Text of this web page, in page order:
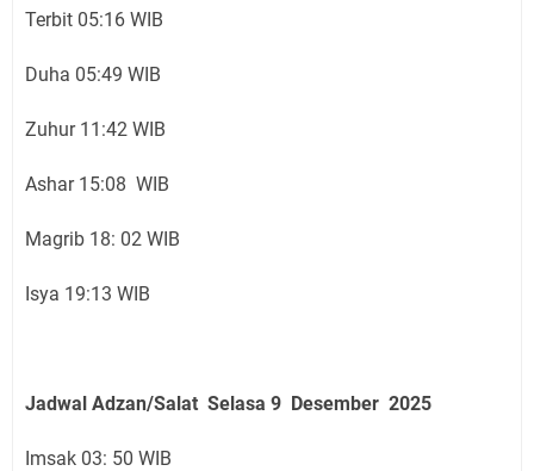
Terbit 05:16 WIB
Duha 05:49 WIB
Zuhur 11:42 WIB
Ashar 15:08 WIB
Magrib 18: 02 WIB
Isya 19:13 WIB
Jadwal Adzan/Salat Selasa 9 Desember 2025
Imsak 03: 50 WIB